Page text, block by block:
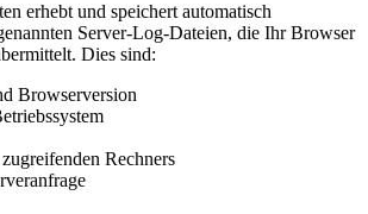
erhebt und speichert automatisch
Server-Log-Dateien, die Ihr Browser
Dies sind:
Browserversion
Rechners